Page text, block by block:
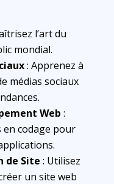
l’art du
mondial.
: Apprenez à
médias sociaux
Web :
en codage pour
de Site : Utilisez
un site web